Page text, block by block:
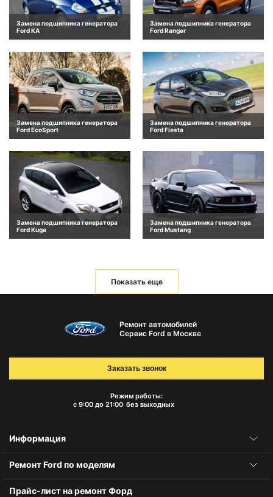
Замена подшипника генератора
Ford KA
Замена подшипника генератора
Ford Ranger
Замена подшипника генератора
Ford EcoSport
Замена подшипника генератора
Ford Fiesta
Замена подшипника генератора
Ford Kuga
Замена подшипника генератора
Ford Mustang
Показать еще
Ремонт автомобилей
Сервис Ford в Москве
Режим работы:
с 9:00 до 21:00 без выходных
Заказать звонок
Информация
Ремонт Ford по моделям
Прайс-лист на ремонт Форд